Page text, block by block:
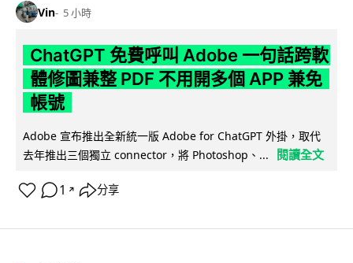
Vin 5 小時
ChatGPT 免費呼叫 Adobe 一句話跨軟
體修圖兼整 PDF 不用開多個 APP 兼免
帳號
Adobe 宣布推出全新統一版 Adobe for ChatGPT 外掛，取代
去年推出三個獨立 connector，將 Photoshop、...
閱讀全文
1 ↗ 分享